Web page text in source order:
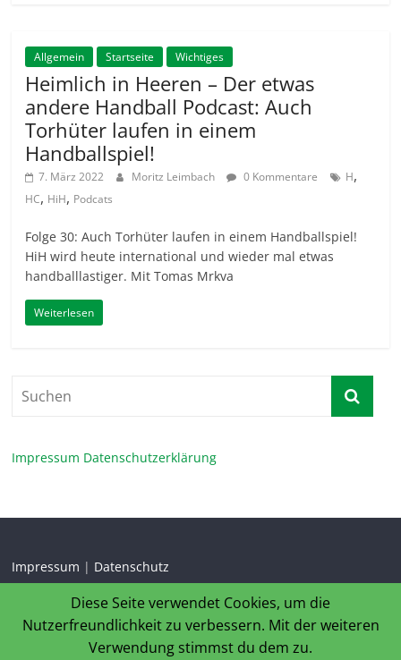
Allgemein Startseite Wichtiges
Heimlich in Heeren – Der etwas
andere Handball Podcast: Auch
Torhüter laufen in einem
Handballspiel!
7. März 2022 Moritz Leimbach 0 Kommentare H,
HC, HiH, Podcats
Folge 30: Auch Torhüter laufen in einem Handballspiel!
HiH wird heute international und wieder mal etwas
handballlastiger. Mit Tomas Mrkva
Weiterlesen
Impressum Datenschutzerklärung
Impressum | Datenschutz
Diese Seite verwendet Cookies, um die
Nutzerfreundlichkeit zu verbessern. Mit der weiteren
Verwendung stimmst du dem zu.